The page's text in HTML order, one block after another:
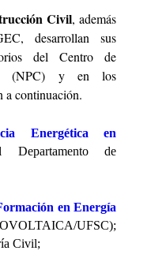
Civil, además
desarrollan sus
del Centro de
(NPC) y en los
a continuación.
Energética en
de
en Energía
UFSC);
Civil;